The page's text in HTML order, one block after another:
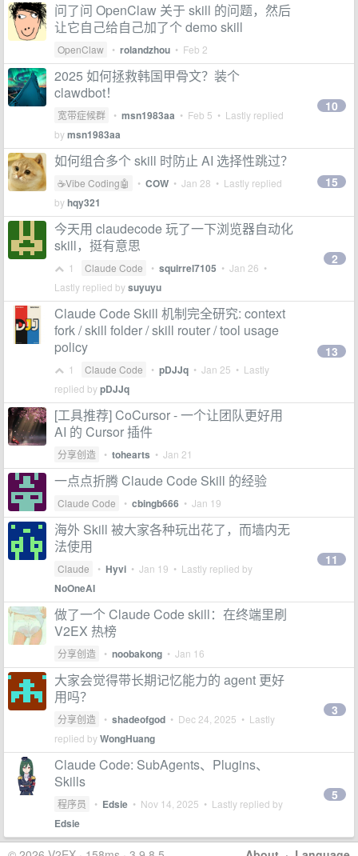
问了问 OpenClaw 关于 skill 的问题，然后
让它自己给自己加了个 demo skill
OpenClaw • rolandzhou • Feb 2
2025 如何拯救韩国甲骨文？装个
clawdbot！
宽带症候群 • msn1983aa • Feb 5 • Lastly replied
bymsn1983aa
10
如何组合多个 skill 时防止 AI 选择性跳过？
☕Vibe Coding🤖 • COW • Jan 28 • Lastly replied
byhqy321
15
今天用 claudecode 玩了一下浏览器自动化
skill，挺有意思
1 Claude Code • squirrel7105 • Jan 26 •
Lastly replied bysuyuyu
2
Claude Code Skill 机制完全研究: context
fork / skill folder / skill router / tool usage
policy
1 Claude Code • pDJJq • Jan 25 • Lastly
replied bypDJJq
13
[工具推荐] CoCursor - 一个让团队更好用
AI 的 Cursor 插件
分享创造 • tohearts • Jan 21
一点点折腾 Claude Code Skill 的经验
Claude Code • cbingb666 • Jan 19
海外 Skill 被大家各种玩出花了，而墙内无
法使用
Claude • Hyvi • Jan 19 • Lastly replied by
NoOneAI
11
做了一个 Claude Code skill：在终端里刷
V2EX 热榜
分享创造 • noobakong • Jan 16
大家会觉得带长期记忆能力的 agent 更好
用吗？
分享创造 • shadeofgod • Dec 24, 2025 • Lastly
replied byWongHuang
3
Claude Code: SubAgents、Plugins、
Skills
程序员 • Edsie • Nov 14, 2025 • Lastly replied by
Edsie
5